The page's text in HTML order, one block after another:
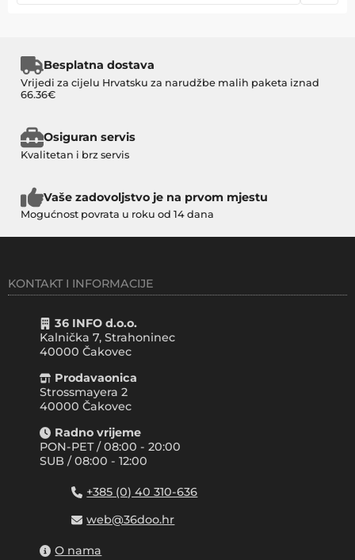
Besplatna dostava
Vrijedi za cijelu Hrvatsku za narudžbe malih paketa iznad
66.36€
Osiguran servis
Kvalitetan i brz servis
Vaše zadovoljstvo je na prvom mjestu
Mogućnost povrata u roku od 14 dana
KONTAKT I INFORMACIJE
36 INFO d.o.o.
Kalnička 7, Strahoninec
40000 Čakovec
Prodavaonica
Strossmayera 2
40000 Čakovec
Radno vrijeme
PON-PET / 08:00 - 20:00
SUB / 08:00 - 12:00
+385 (0) 40 310-636
web@36doo.hr
O nama